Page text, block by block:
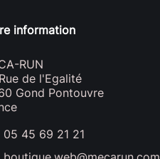
information
RUN
de l'Egalité
Gond Pontouvre
05 45 69 21 21